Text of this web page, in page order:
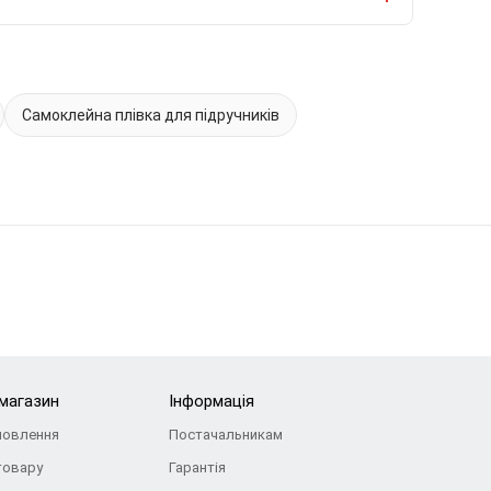
Самоклейна плівка для підручників
Інформація
Постачальникам
Гарантія